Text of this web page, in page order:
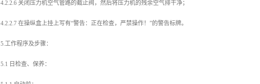
4.2.2.6 关闭压力机空气管路的截止阀，然后将压力机的残余空气排干净；
4.2.2.7 在操纵盒上挂上写有“警告：正在检查，严禁操作！”的警告标牌。
5.工作程序及步骤：
5.1 日检查、保养：